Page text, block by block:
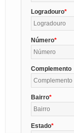
Logradouro
Número
Complemento
Bairro
Estado